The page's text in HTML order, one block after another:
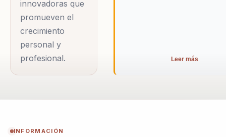
innovadoras que
promueven el
crecimiento
personal y
profesional.
Leer más
INFORMACIÓN